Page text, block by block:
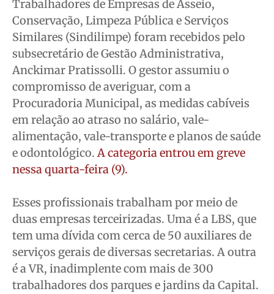
Economia
Cultura
Colunas
Gustavo Bastos
Jr Mignone (in memorian)
Wanda Sily
Publicidade Legal
Anuncie
Quem Somos
Expediente
Contato
Anuncie
Economia
Cultura
Colunas
Gustavo Bastos
Jr Mignone (in memorian)
Wanda Sily
Publicidade Legal
Anuncie
Quem Somos
Expediente
Contato
Anuncie
Economia
Cultura
Colunas
Gustavo Bastos
Jr Mignone (in memorian)
Wanda Sily
Publicidade Legal
Anuncie
Quem Somos
Expediente
Contato
Anuncie
Economia
Cultura
Colunas
Gustavo Bastos
Jr Mignone (in memorian)
Wanda Sily
Publicidade Legal
Anuncie
Quem Somos
Expediente
Contato
Anuncie
Trabalhadores de Empresas de Asseio,
Conservação, Limpeza Pública e Serviços
Similares (Sindilimpe) foram recebidos pelo
subsecretário de Gestão Administrativa,
Anckimar Pratissolli. O gestor assumiu o
compromisso de averiguar, com a
Procuradoria Municipal, as medidas cabíveis
em relação ao atraso no salário, vale-
alimentação, vale-transporte e planos de saúde
e odontológico.A categoria entrou em greve
nessa quarta-feira (9).
Esses profissionais trabalham por meio de
duas empresas terceirizadas. Uma é a LBS, que
tem uma dívida com cerca de 50 auxiliares de
serviços gerais de diversas secretarias. A outra
é a VR, inadimplente com mais de 300
trabalhadores dos parques e jardins da Capital.